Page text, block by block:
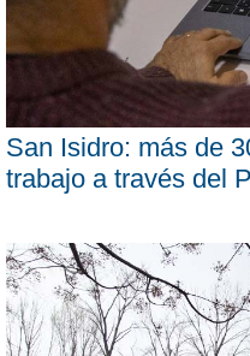
San Isidro: más de
trabajo a través del